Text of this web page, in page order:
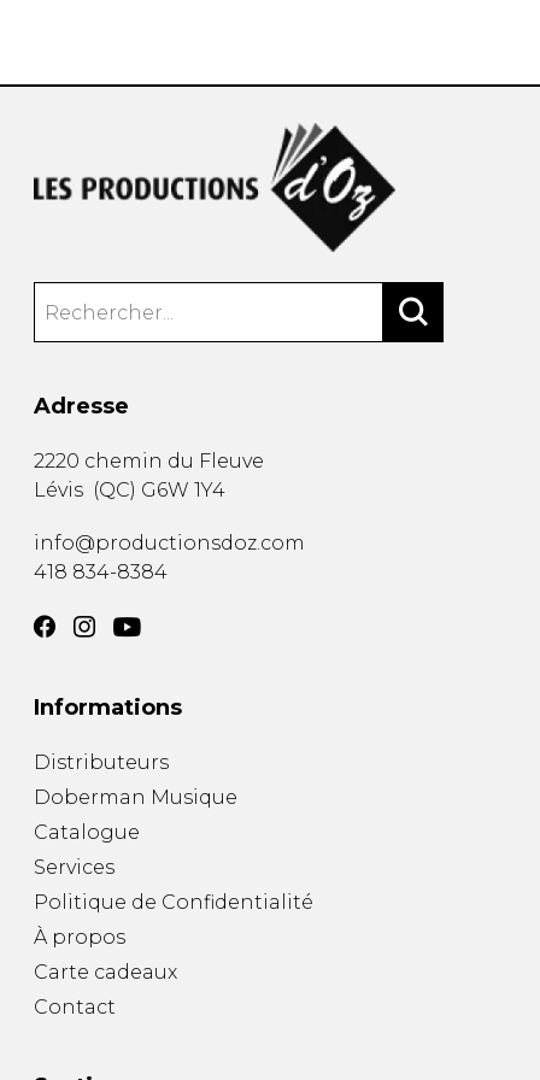
Adresse
2220 chemin du Fleuve
Lévis (QC) G6W 1Y4
info@productionsdoz.com
418 834-8384
Informations
Distributeurs
Doberman Musique
Catalogue
Services
Politique de Confidentialité
À propos
Carte cadeaux
Contact